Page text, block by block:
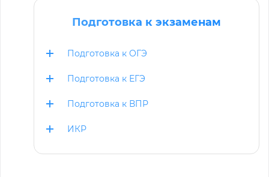
Подготовка к экзаменам
Подготовка к ОГЭ
Подготовка к ЕГЭ
Подготовка к ВПР
ИКР